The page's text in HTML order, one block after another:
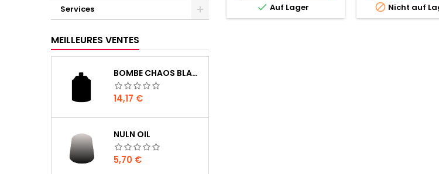
Services
MEILLEURES VENTES
BOMBE CHAOS BLACK
Prix
14,17 €
NULN OIL
Prix
5,70 €
 Auf Lager  Nicht auf